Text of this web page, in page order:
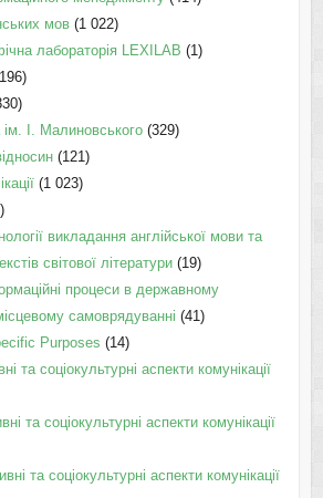
мов(1 022)
лабораторія LEXILAB (1)
ім. І. Малиновського(329)
(121)
(1 023)
викладання англійської мови та
світової літератури(19)
процеси в державному
самоврядуванні (41)
Purposes (14)
та соціокультурні аспекти комунікації
та соціокультурні аспекти комунікації
та соціокультурні аспекти комунікації